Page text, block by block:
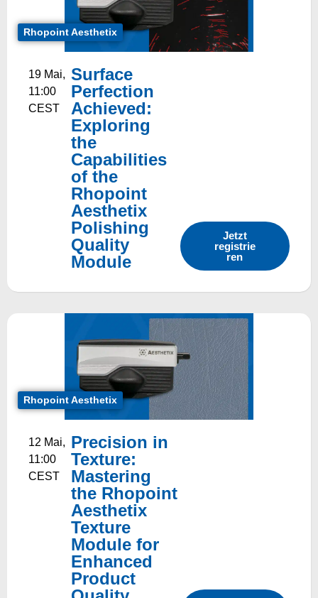
Rhopoint Aesthetix
19 Mai,
11:00
CEST
Surface
Perfection
Achieved:
Exploring
the
Capabilities
of the
Rhopoint
Aesthetix
Polishing
Quality
Module
Jetzt
registrie
ren
Rhopoint Aesthetix
12 Mai,
11:00
CEST
Precision in
Texture:
Mastering
the Rhopoint
Aesthetix
Texture
Module for
Enhanced
Product